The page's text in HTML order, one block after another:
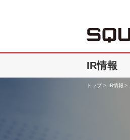
IR情報
トップ IR情報